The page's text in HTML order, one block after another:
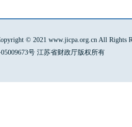
© 2021 www.jicpa.org.cn All Rights
号 江苏省财政厅版权所有